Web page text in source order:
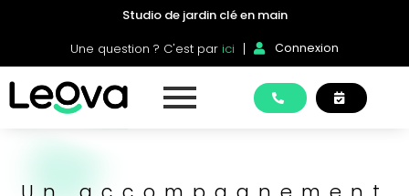
Studio de jardin clé en main
Une question ? C'est par ici Connexion